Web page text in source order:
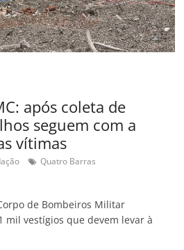
após coleta de
seguem com a
vítimas
Quatro Barras
de Bombeiros Militar
mil vestígios que devem levar à